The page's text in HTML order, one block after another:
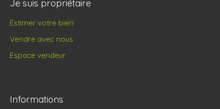
Je suis propriétaire
Estimer votre bien
Vendre avec nous
Espace vendeur
Informations